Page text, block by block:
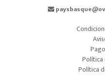
Política
Política